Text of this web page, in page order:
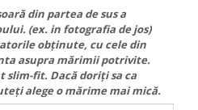
din partea de sus a
(ex. in fotografia de jos)
obținute, cu cele din
asupra mărimii potrivite.
slim-fit. Dacă doriți sa ca
alege o mărime mai mică.